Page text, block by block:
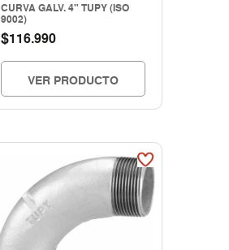
CURVA GALV. 4" TUPY (ISO
9002)
$116.990
VER PRODUCTO